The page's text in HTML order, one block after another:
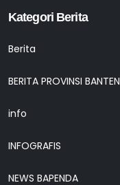
Kategori Berita
Berita
BERITA PROVINSI BANTEN
info
INFOGRAFIS
NEWS BAPENDA